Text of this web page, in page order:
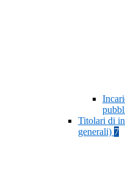
Titolari di
generali) 7